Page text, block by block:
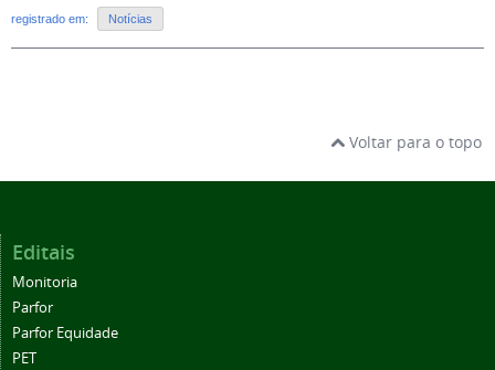
registrado em: Notícias
Voltar para o topo
Editais
Monitoria
Parfor
Parfor Equidade
PET